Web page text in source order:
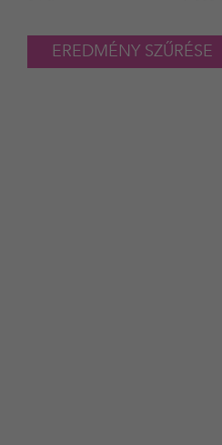
EREDMÉNY SZŰRÉSE